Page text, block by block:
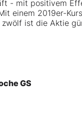
- mit positivem
einem 2019er-
zwölf ist die Aktie
GS